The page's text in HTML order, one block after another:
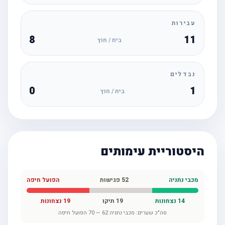
עבירות
11 בית / חוץ
נבדלים
בית / חוץ
היסטוריית עימותים
מכבי נתניה 52פגישות הפועל חיפה
14נצחונות 19תיקו 19נצחונות
סה"כ שערים:מכבי נתניה 62
—
70 הפועל חיפה